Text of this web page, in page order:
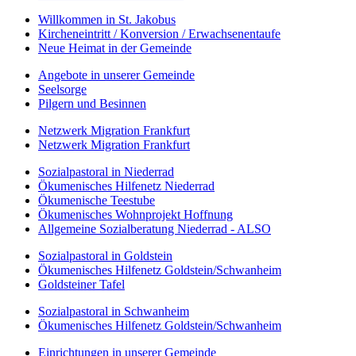
Willkommen in St. Jakobus
Kircheneintritt / Konversion / Erwachsenentaufe
Neue Heimat in der Gemeinde
Angebote in unserer Gemeinde
Seelsorge
Pilgern und Besinnen
Netzwerk Migration Frankfurt
Netzwerk Migration Frankfurt
Sozialpastoral in Niederrad
Ökumenisches Hilfenetz Niederrad
Ökumenische Teestube
Ökumenisches Wohnprojekt Hoffnung
Allgemeine Sozialberatung Niederrad - ALSO
Sozialpastoral in Goldstein
Ökumenisches Hilfenetz Goldstein/Schwanheim
Goldsteiner Tafel
Sozialpastoral in Schwanheim
Ökumenisches Hilfenetz Goldstein/Schwanheim
Einrichtungen in unserer Gemeinde